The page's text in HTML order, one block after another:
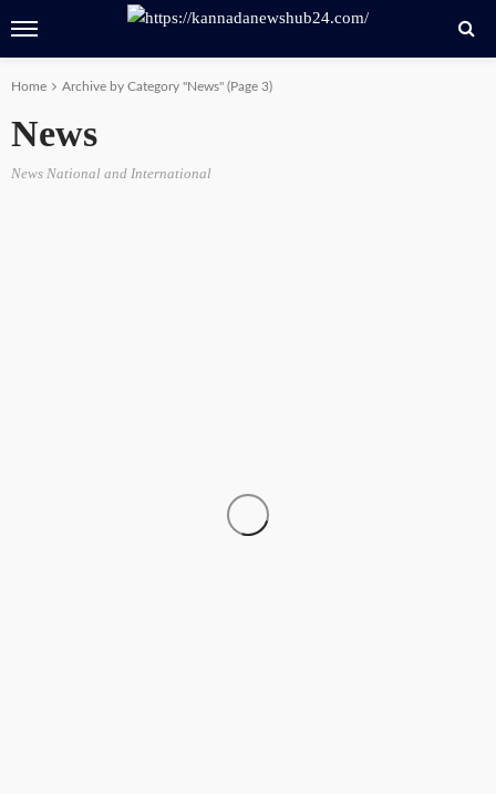
Home Archive by Category "News" (Page 3)
News
News National and International